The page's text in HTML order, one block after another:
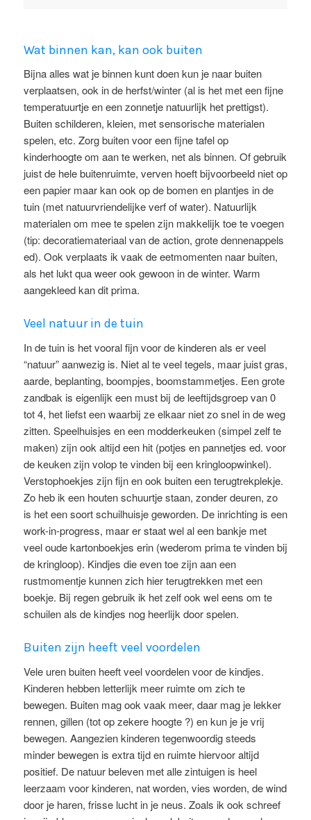
Wat binnen kan, kan ook buiten
Bijna alles wat je binnen kunt doen kun je naar buiten
verplaatsen, ook in de herfst/winter (al is het met een fijne
temperatuurtje en een zonnetje natuurlijk het prettigst).
Buiten schilderen, kleien, met sensorische materialen
spelen, etc. Zorg buiten voor een fijne tafel op
kinderhoogte om aan te werken, net als binnen. Of gebruik
juist de hele buitenruimte, verven hoeft bijvoorbeeld niet op
een papier maar kan ook op de bomen en plantjes in de
tuin (met natuurvriendelijke verf of water). Natuurlijk
materialen om mee te spelen zijn makkelijk toe te voegen
(tip: decoratiemateriaal van de action, grote dennenappels
ed). Ook verplaats ik vaak de eetmomenten naar buiten,
als het lukt qua weer ook gewoon in de winter. Warm
aangekleed kan dit prima.
Veel natuur in de tuin
In de tuin is het vooral fijn voor de kinderen als er veel
“natuur” aanwezig is. Niet al te veel tegels, maar juist gras,
aarde, beplanting, boompjes, boomstammetjes. Een grote
zandbak is eigenlijk een must bij de leeftijdsgroep van 0
tot 4, het liefst een waarbij ze elkaar niet zo snel in de weg
zitten. Speelhuisjes en een modderkeuken (simpel zelf te
maken) zijn ook altijd een hit (potjes en pannetjes ed. voor
de keuken zijn volop te vinden bij een kringloopwinkel).
Verstophoekjes zijn fijn en ook buiten een terugtrekplekje.
Zo heb ik een houten schuurtje staan, zonder deuren, zo
is het een soort schuilhuisje geworden. De inrichting is een
work-in-progress, maar er staat wel al een bankje met
veel oude kartonboekjes erin (wederom prima te vinden bij
de kringloop). Kindjes die even toe zijn aan een
rustmomentje kunnen zich hier terugtrekken met een
boekje. Bij regen gebruik ik het zelf ook wel eens om te
schuilen als de kindjes nog heerlijk door spelen.
Buiten zijn heeft veel voordelen
Vele uren buiten heeft veel voordelen voor de kindjes.
Kinderen hebben letterlijk meer ruimte om zich te
bewegen. Buiten mag ook vaak meer, daar mag je lekker
rennen, gillen (tot op zekere hoogte ?) en kun je je vrij
bewegen. Aangezien kinderen tegenwoordig steeds
minder bewegen is extra tijd en ruimte hiervoor altijd
positief. De natuur beleven met alle zintuigen is heel
leerzaam voor kinderen, nat worden, vies worden, de wind
door je haren, frisse lucht in je neus. Zoals ik ook schreef